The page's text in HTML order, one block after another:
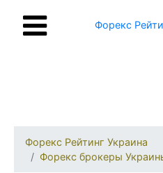
Форекс
Форекс Рейтинг Украина
Форекс брокеры